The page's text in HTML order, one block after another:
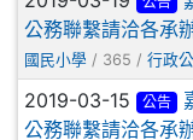
公務聯繫請洽各承
國民小學 / 365 / 行政
2019-03-15 公告
公務聯繫請洽各承